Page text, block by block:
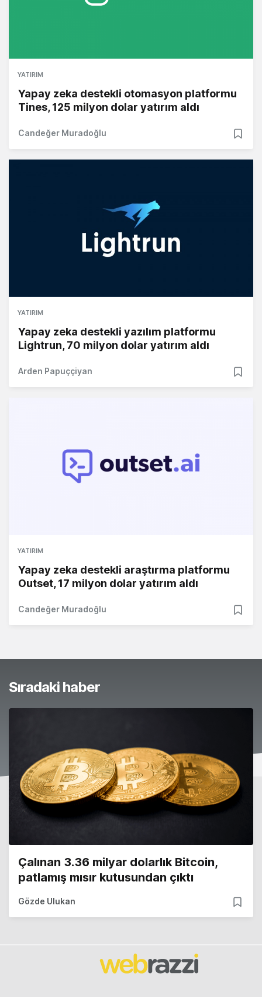
YATIRIM
Yapay zeka destekli otomasyon platformu
Tines, 125 milyon dolar yatırım aldı
Candeğer Muradoğlu
YATIRIM
Yapay zeka destekli yazılım platformu
Lightrun, 70 milyon dolar yatırım aldı
Arden Papuççiyan
YATIRIM
Yapay zeka destekli araştırma platformu
Outset, 17 milyon dolar yatırım aldı
Candeğer Muradoğlu
Sıradaki haber
Çalınan 3.36 milyar dolarlık Bitcoin,
patlamış mısır kutusundan çıktı
Gözde Ulukan